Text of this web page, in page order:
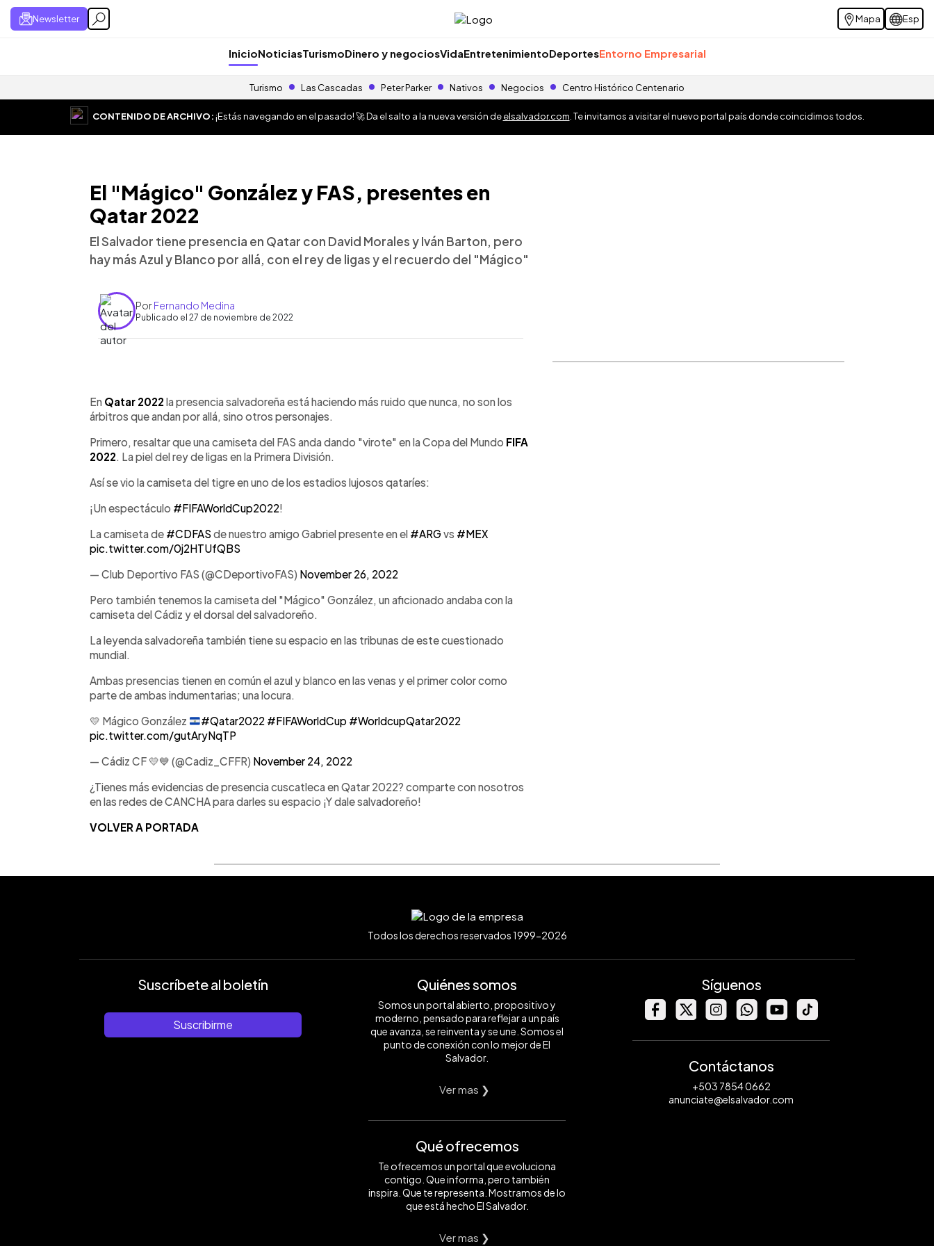
Newsletter Mapa Esp
InicioNoticiasTurismoDinero y negociosVidaEntretenimientoDeportesEntorno Empresarial
Turismo Las Cascadas Peter Parker Nativos Negocios Centro Histórico Centenario
CONTENIDO DE ARCHIVO:¡Estás navegando en el pasado! 🚀 Da el salto a la nueva versión deelsalvador.com . Te invitamos a visitar el nuevo portal país donde coincidimos todos.
El "Mágico" González y FAS, presentes en
Qatar 2022
El Salvador tiene presencia en Qatar con David Morales y Iván Barton, pero
hay más Azul y Blanco por allá, con el rey de ligas y el recuerdo del "Mágico"
PorFernando Medina
Publicado el 27 de noviembre de 2022
► Escuchar artículo
En Qatar 2022 la presencia salvadoreña está haciendo más ruido que nunca, no son los
árbitros que andan por allá, sino otros personajes.
Primero, resaltar que una camiseta del FAS anda dando "virote" en la Copa del Mundo FIFA
2022. La piel del rey de ligas en la Primera División.
Así se vio la camiseta del tigre en uno de los estadios lujosos qataríes:
¡Un espectáculo #FIFAWorldCup2022!
La camiseta de #CDFAS de nuestro amigo Gabriel presente en el #ARGvs #MEX
pic.twitter.com/0j2HTUfQBS
— Club Deportivo FAS (@CDeportivoFAS) November 26, 2022
Pero también tenemos la camiseta del "Mágico" González, un aficionado andaba con la
camiseta del Cádiz y el dorsal del salvadoreño.
La leyenda salvadoreña también tiene su espacio en las tribunas de este cuestionado
mundial.
Ambas presencias tienen en común el azul y blanco en las venas y el primer color como
parte de ambas indumentarias; una locura.
💛 Mágico González #Qatar2022 #FIFAWorldCup #WorldcupQatar2022
pic.twitter.com/gutAryNqTP
— Cádiz CF 💛💙 (@Cadiz_CFFR) November 24, 2022
¿Tienes más evidencias de presencia cuscatleca en Qatar 2022? comparte con nosotros
en las redes de CANCHA para darles su espacio ¡Y dale salvadoreño!
VOLVER A PORTADA
Todos los derechos reservados 1999-2026
Suscríbete al boletín
Suscribirme
Quiénes somos
Somos un portal abierto, propositivo y
moderno, pensado para reflejar a un país
que avanza, se reinventa y se une. Somos el
punto de conexión con lo mejor de El
Salvador.
Ver mas ❯
Qué ofrecemos
Te ofrecemos un portal que evoluciona
contigo. Que informa, pero también
inspira. Que te representa. Mostramos de lo
que está hecho El Salvador.
Ver mas ❯
Síguenos
Contáctanos
+503 7854 0662
anunciate@elsalvador.com